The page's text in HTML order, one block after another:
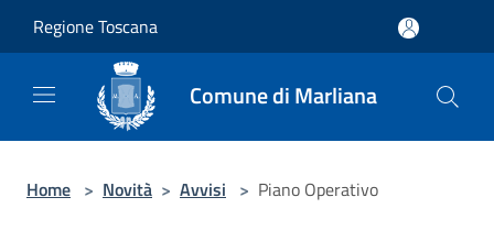
Regione Toscana
Comune di Marliana
Home > Novità > Avvisi > Piano Operativo